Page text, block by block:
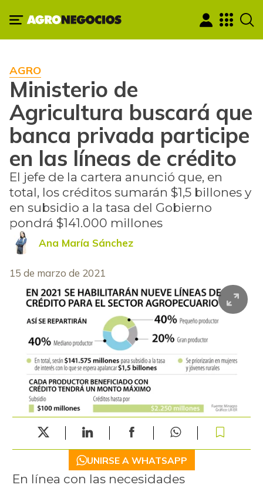
AGRO
Ministerio de
Agricultura buscará que
banca privada participe
en las líneas de crédito
El jefe de la cartera anunció que, en
total, los créditos sumarán $1,5 billones y
en subsidio a la tasa del Gobierno
pondrá $141.000 millones
Ana María Sánchez
15 de marzo de 2021
UNIRSE A WHATSAPP
En línea con las necesidades